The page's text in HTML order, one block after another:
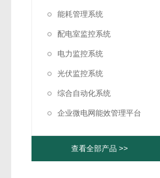
能耗管理系统
配电室监控系统
电力监控系统
光伏监控系统
综合自动化系统
企业微电网能效管理平台
查看全部产品 >>